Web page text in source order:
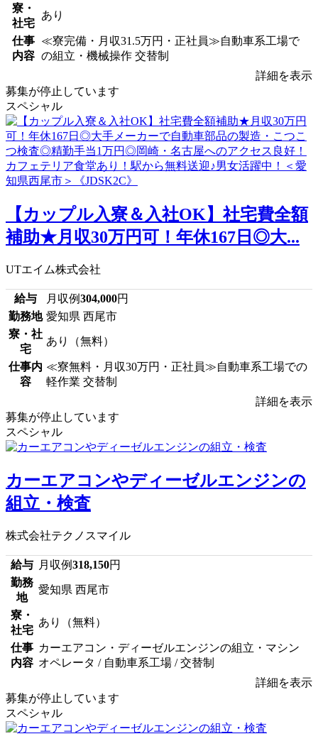
寮・
社宅
あり
仕事
内容
≪寮完備・月収31.5万円・正社員≫自動車系工場で
の組立・機械操作 交替制
詳細を表示
募集が停止しています
スペシャル
【カップル入寮＆入社OK】社宅費全額
補助★月収30万円可！年休167日◎大...
UTエイム株式会社
給与 月収例304,000円
勤務地 愛知県 西尾市
寮・社
宅
あり（無料）
仕事内
容
≪寮無料・月収30万円・正社員≫自動車系工場での
軽作業 交替制
詳細を表示
募集が停止しています
スペシャル
カーエアコンやディーゼルエンジンの
組立・検査
株式会社テクノスマイル
給与 月収例318,150円
勤務
地
愛知県 西尾市
寮・
社宅
あり（無料）
仕事
内容
カーエアコン・ディーゼルエンジンの組立・マシン
オペレータ / 自動車系工場 / 交替制
詳細を表示
募集が停止しています
スペシャル